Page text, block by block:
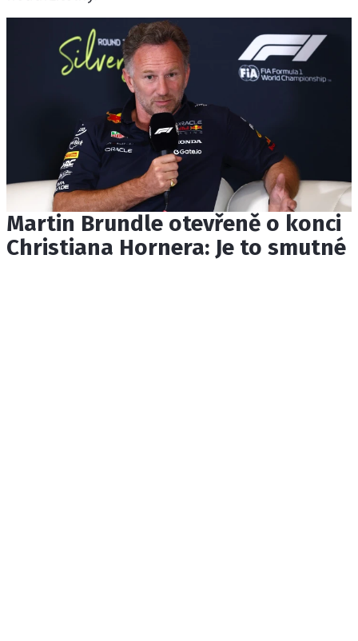
Martin Brundle otevřeně o konci
Christiana Hornera: Je to smutné